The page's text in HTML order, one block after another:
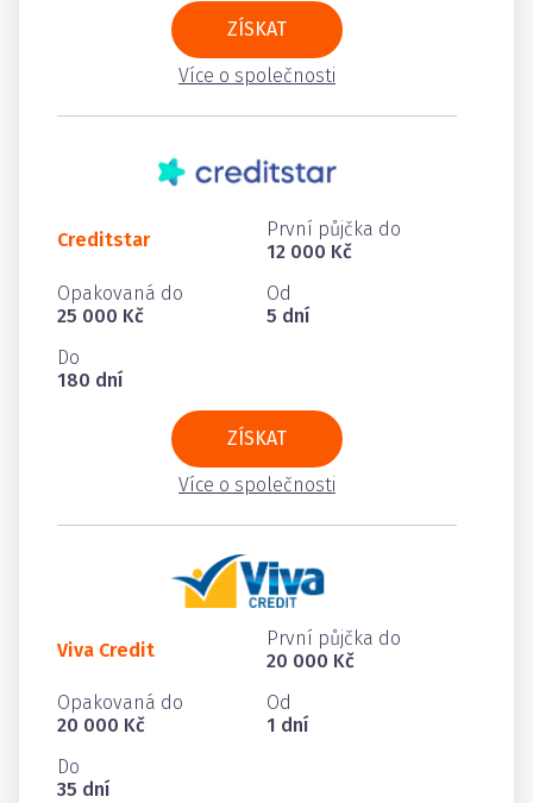
ZÍSKAT
Více o společnosti
Creditstar
První půjčka do
12 000 Kč
Opakovaná do
25 000 Kč
Od
5 dní
Do
180 dní
ZÍSKAT
Více o společnosti
Viva Credit
První půjčka do
20 000 Kč
Opakovaná do
20 000 Kč
Od
1 dní
Do
35 dní